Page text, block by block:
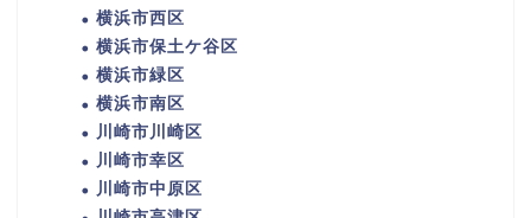
横浜市西区
横浜市保土ケ谷区
横浜市緑区
横浜市南区
川崎市川崎区
川崎市幸区
川崎市中原区